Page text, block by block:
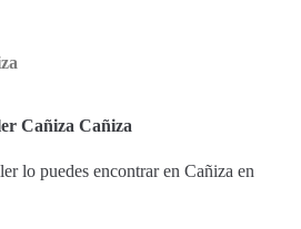
Cañiza Cañiza
lo puedes encontrar en Cañiza en